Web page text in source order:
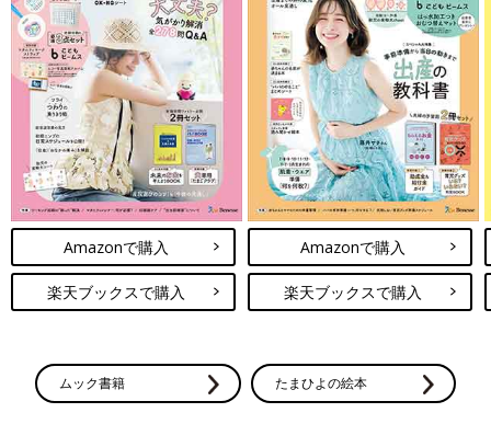
Amazonで購入
楽天ブックスで購入
Amazonで購入
楽天ブックスで購入
ムック書籍 たまひよの絵本